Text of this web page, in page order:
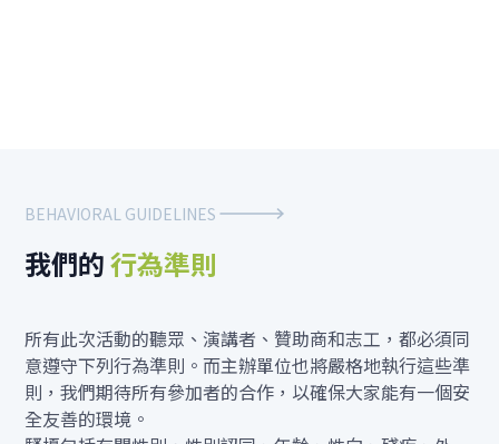
BEHAVIORAL GUIDELINES
我們的行為準則
所有此次活動的聽眾、演講者、贊助商和志工，都必須同
意遵守下列行為準則。而主辦單位也將嚴格地執行這些準
則，我們期待所有參加者的合作，以確保大家能有一個安
全友善的環境。